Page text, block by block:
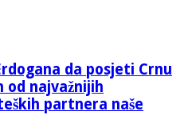
da posjeti Crnu
od najvažnijih
partnera naše